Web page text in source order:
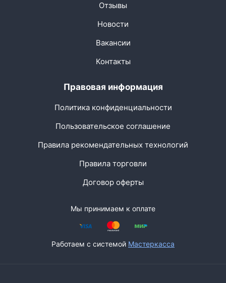
Отзывы
Новости
Вакансии
Контакты
Правовая информация
Политика конфиденциальности
Пользовательское соглашение
Правила рекомендательных технологий
Правила торговли
Договор оферты
Мы принимаем к оплате
Работаем с системой Мастеркасса